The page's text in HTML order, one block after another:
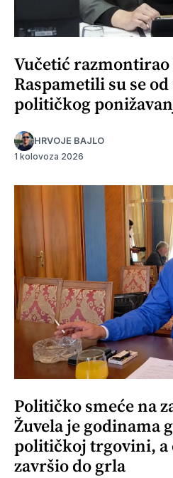
Vučetić razmontirao
Raspametili su se
političkog
HRVOJE BAJLO
1 kolovoza 2026
Političko smeće na
Žuvela je godinama
političkoj trgovini, a
završio do grla